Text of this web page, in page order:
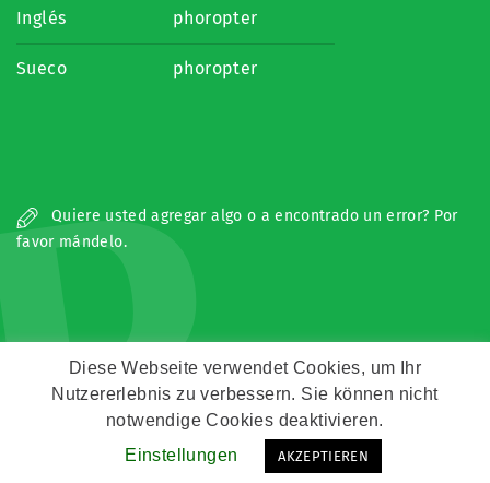
Inglés phoropter
Sueco phoropter
Quiere usted agregar algo o a encontrado un error? Por
favor mándelo.
Copyright © Zeitz Franko Zeitz
Kontakt Impressum Datenschutz
Diese Webseite verwendet Cookies, um Ihr
Nutzererlebnis zu verbessern. Sie können nicht
notwendige Cookies deaktivieren.
Einstellungen
AKZEPTIEREN